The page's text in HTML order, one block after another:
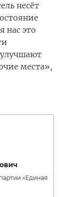
несёт
нас это
места»,
«Единая